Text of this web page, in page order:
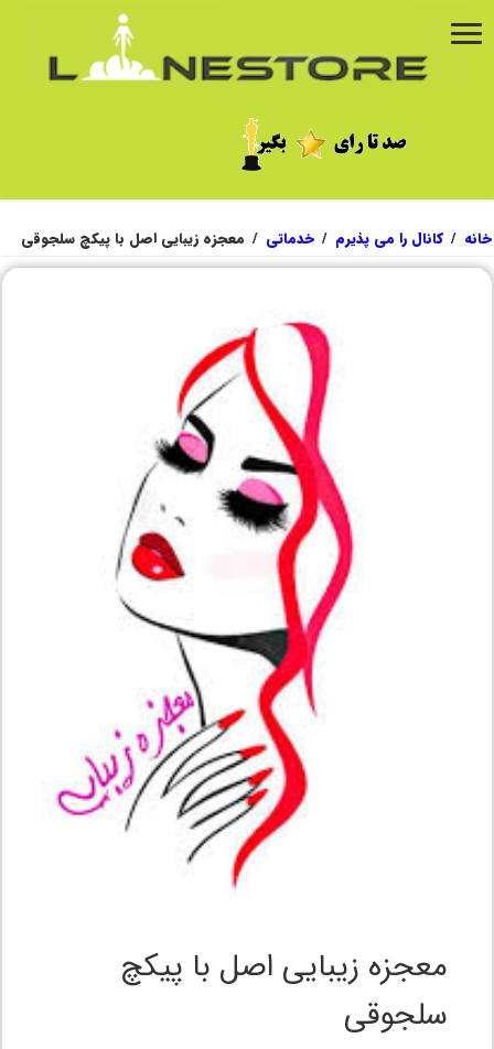
خانه / کانال را می پذیرم / خدماتی / معجزه زیبایی اصل با پیکچ سلجوقی
معجزه زیبایی اصل با پیکچ
سلجوقی